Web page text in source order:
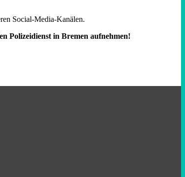
Social-Media-Kanälen.
Polizeidienst in Bremen aufnehmen!